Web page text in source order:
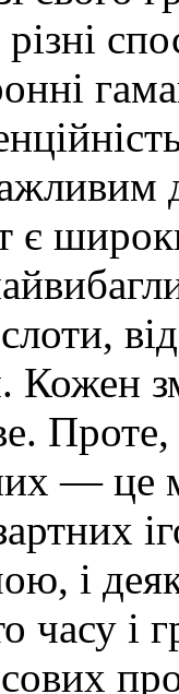
Кожен
— це
і
часу